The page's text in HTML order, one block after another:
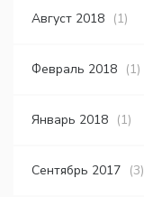
Август 2018 (1)
Февраль 2018 (1)
Январь 2018 (1)
Сентябрь 2017 (3)